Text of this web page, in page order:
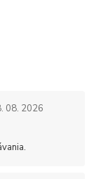
08. 2026